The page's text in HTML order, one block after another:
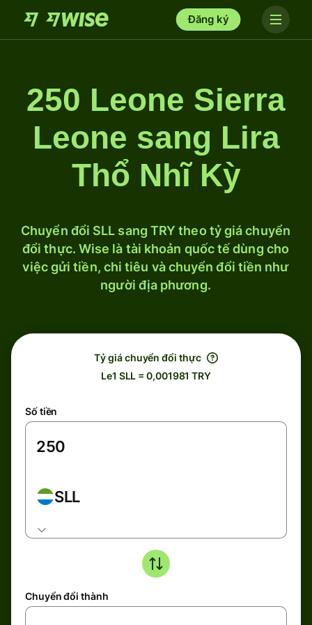
Đăng ký
250 Leone Sierra
Leone sang Lira
Thổ Nhĩ Kỳ
Chuyển đổi SLL sang TRY theo tỷ giá chuyển
đổi thực. Wise là tài khoản quốc tế dùng cho
việc gửi tiền, chi tiêu và chuyển đổi tiền như
người địa phương.
Tỷ giá chuyển đổi thực
Le1 SLL = 0,001981 TRY
Số tiền
SLL
Chuyển đổi thành